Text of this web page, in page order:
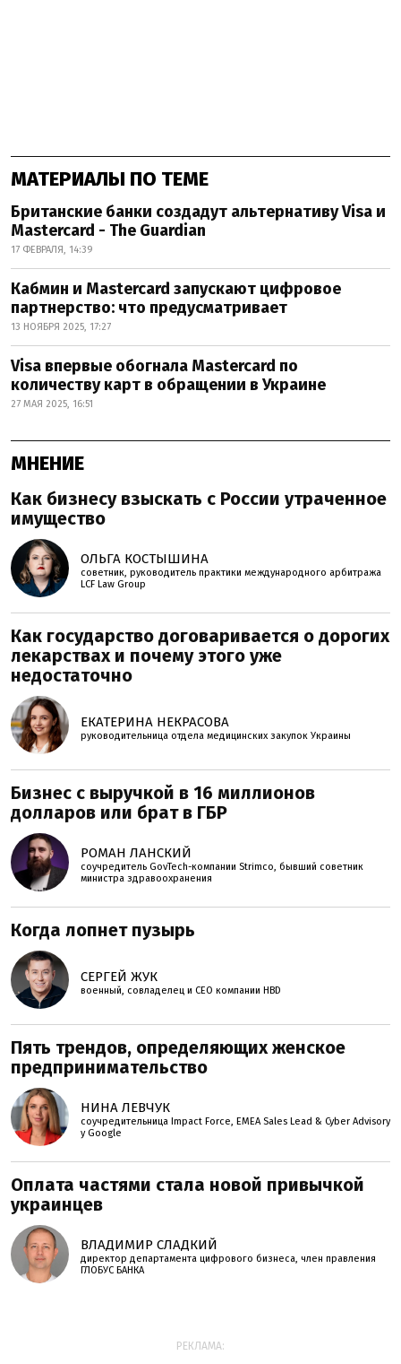
МАТЕРИАЛЫ ПО ТЕМЕ
Британские банки создадут альтернативу Visa и
Mastercard - The Guardian
17 ФЕВРАЛЯ, 14:39
Кабмин и Mastercard запускают цифровое
партнерство: что предусматривает
13 НОЯБРЯ 2025, 17:27
Visa впервые обогнала Mastercard по
количеству карт в обращении в Украине
27 МАЯ 2025, 16:51
МНЕНИЕ
Как бизнесу взыскать с России утраченное
имущество
ОЛЬГА КОСТЫШИНА
советник, руководитель практики международного арбитража
LCF Law Group
Как государство договаривается о дорогих
лекарствах и почему этого уже
недостаточно
ЕКАТЕРИНА НЕКРАСОВА
руководительница отдела медицинских закупок Украины
Бизнес с выручкой в 16 миллионов
долларов или брат в ГБР
РОМАН ЛАНСКИЙ
соучредитель GovTech-компании Strimco, бывший советник
министра здравоохранения
Когда лопнет пузырь
СЕРГЕЙ ЖУК
военный, совладелец и СЕО компании HBD
Пять трендов, определяющих женское
предпринимательство
НИНА ЛЕВЧУК
соучредительница Impact Force, EMEA Sales Lead & Cyber Advisory
у Google
Оплата частями стала новой привычкой
украинцев
ВЛАДИМИР СЛАДКИЙ
директор департамента цифрового бизнеса, член правления
ГЛОБУС БАНКА
РЕКЛАМА: